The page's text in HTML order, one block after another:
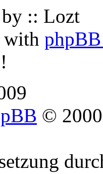
by :: Lozt
with
©